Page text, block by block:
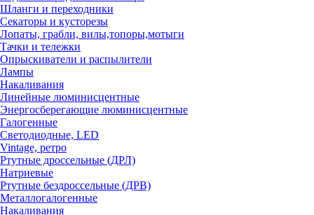
Шланги и переходники
Секаторы и кусторезы
Лопаты, грабли, вилы,топоры,мотыги
Тачки и тележки
Опрыскиватели и распылители
Лампы
Накаливания
Линейные люминисцентные
Энергосберегающие люминисцентные
Галогенные
Светодиодные, LED
Vintage, ретро
Ртутные дроссельные (ДРЛ)
Натриевые
Ртутные бездроссельные (ДРВ)
Металлогалогенные
Накаливания